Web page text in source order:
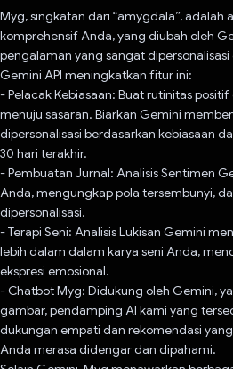
Myg, singkatan dari “amygdala”, adalah
komprehensif Anda, yang diubah oleh
pengalaman yang sangat
Gemini API meningkatkan fitur ini:
- Pelacak Kebiasaan: Buat rutinitas
menuju sasaran. Biarkan Gemini
dipersonalisasi berdasarkan kebiasaan
30 hari terakhir.
- Pembuatan Jurnal: Analisis Sentimen
Anda, mengungkap pola tersembunyi,
dipersonalisasi.
- Terapi Seni: Analisis Lukisan Gemini
lebih dalam dalam karya seni Anda,
ekspresi emosional.
- Chatbot Myg: Didukung oleh Gemini,
gambar, pendamping AI kami yang
dukungan empati dan rekomendasi
Anda merasa didengar dan dipahami.